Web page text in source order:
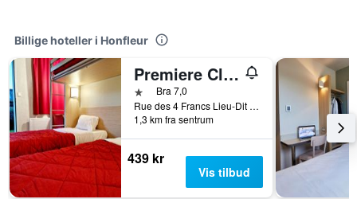
Billige hoteller i Honfleur
Premiere Classe Honfleur
1 stjerne
Bra 7,0
Rue des 4 Francs Lieu-Dit le Poudreux, Honfleur, Normandie, Frankrike
1,3 km fra sentrum
439 kr
Vis tilbud